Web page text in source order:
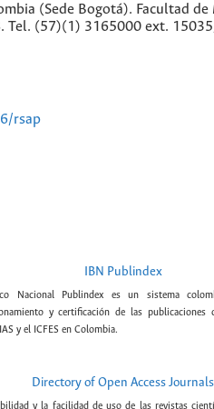
(Sede Bogotá). Facultad
Tel. (57)(1) 3165000 ext.
rsap
IBN Publindex
Nacional Publindex es un sistema
y certificación de las publicaciones
y el ICFES en Colombia.
Directory of Open Access Journals
y la facilidad de uso de las revistas